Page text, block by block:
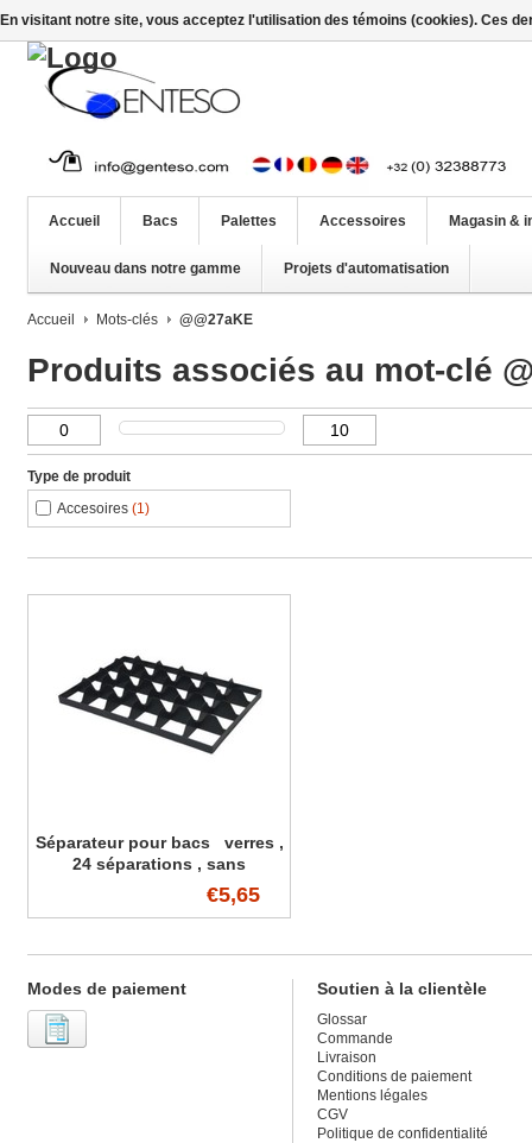
Accueil Bacs Palettes Accessoires Magasin &
Nouveau dans notre gamme Projets d'automatisation
Accueil Mots-clés @@27aKE
Produits associés au mot-clé
Type de produit
Accesoires (1)
Séparateur pour bacs verres ,
24 séparations , sans
€5,65
Modes de paiement Soutien à la clientèle
Glossar
Commande
Livraison
Conditions de paiement
Mentions légales
CGV
Politique de confidentialité
En visitant notre site, vous acceptez l'utilisation des témoins (cookies). Ces